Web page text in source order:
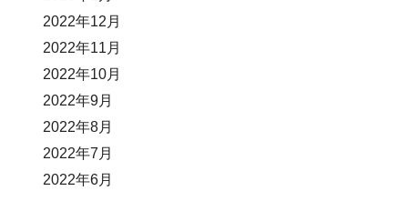
2022年12月
2022年11月
2022年10月
2022年9月
2022年8月
2022年7月
2022年6月